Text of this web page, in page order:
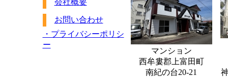
会社概要
お問い合わせ
・プライバシーポリシ
ー
マンション
西牟婁郡上富田町
南紀の台20-21